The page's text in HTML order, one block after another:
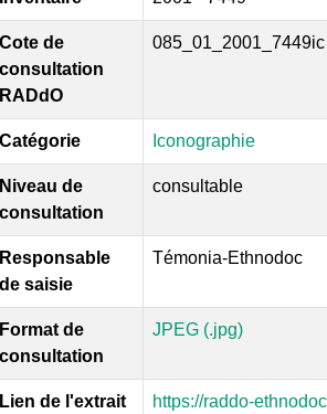
Cote de
consultation
RADdO
085_01_2001_7449ic
Catégorie Iconographie
Niveau de
consultation
consultable
Responsable
de saisie
Témonia-Ethnodoc
Format de
consultation
JPEG (.jpg)
Lien de l'extrait
https://raddo-